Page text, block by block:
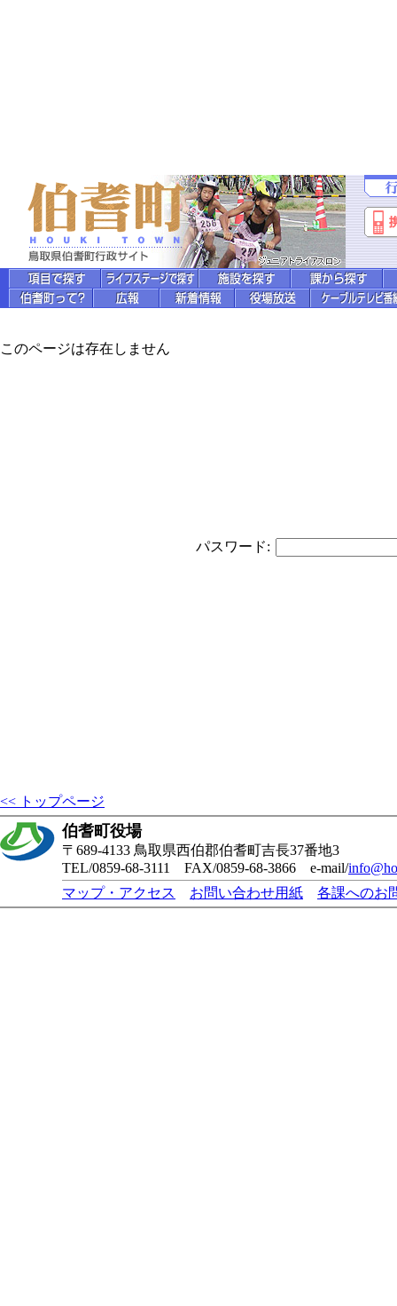
このページは存在しません
パスワード:
<< トップページ
伯耆町役場
〒689-4133 鳥取県西伯郡伯耆町吉長37番地3
TEL/0859-68-3111 FAX/0859-68-3866 e-mail/
マップ・アクセス
お問い合わせ用紙 各課へのお